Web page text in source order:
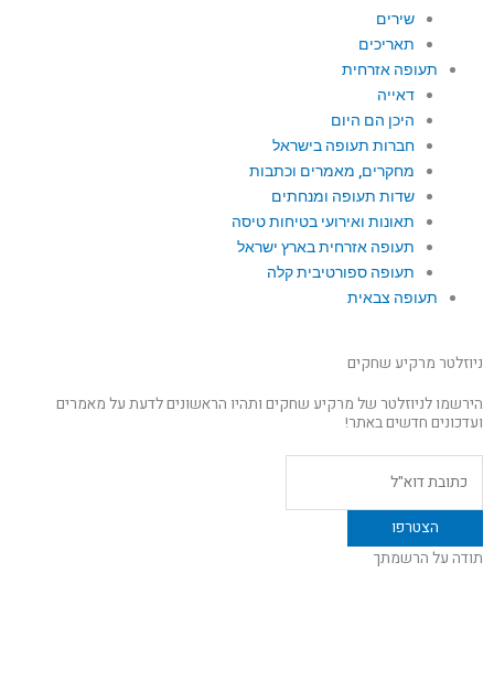
שירים
תאריכים
תעופה אזרחית
דאייה
היכן הם היום
חברות תעופה בישראל
מחקרים, מאמרים וכתבות
שדות תעופה ומנחתים
תאונות ואירועי בטיחות טיסה
תעופה אזרחית בארץ ישראל
תעופה ספורטיבית קלה
תעופה צבאית
ניוזלטר מרקיע שחקים
הירשמו לניוזלטר של מרקיע שחקים ותהיו הראשונים לדעת על מאמרים
ועדכונים חדשים באתר!
תודה על הרשמתך